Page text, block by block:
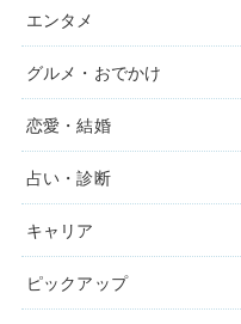
エンタメ
グルメ・おでかけ
恋愛・結婚
占い・診断
キャリア
ピックアップ